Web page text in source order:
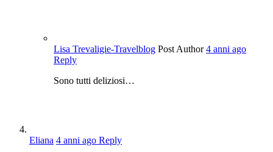
Lisa Trevaligie-Travelblog Post Author 4 anni ago
Reply
Sono tutti deliziosi…
Eliana 4 anni ago Reply